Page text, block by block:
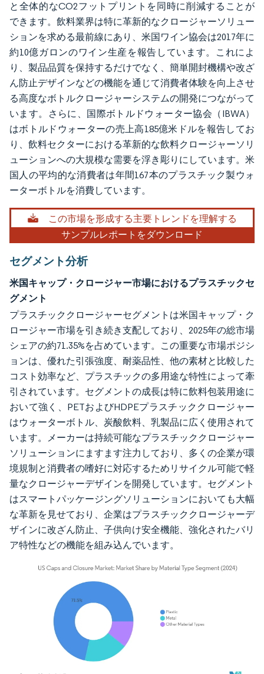
と全体的なCO2フットプリントを同時に削減することが
できます。飲料業界は特に革新的なクロージャーソリュー
ションを求める最前線にあり、米国ワイン協会は2017年に
約10億ガロンのワイン生産を報告しています。これによ
り、製品品質を保持するだけでなく、簡単開封機構や改ざ
ん防止デザインなどの機能を通じて消費者体験を向上させ
る高度なボトルクロージャーシステムの開発につながって
います。さらに、国際ボトルドウォーター協会（IBWA）
はボトルドウォーターの売上高185億米ドルを報告してお
り、飲料セクターにおける革新的な飲料クロージャーソリ
ューションへの大規模な需要を浮き彫りにしています。米
国人の平均的な消費者は年間167本のプラスチック製ウォ
ーターボトルを消費しています。
この市場を形成する主要トレンドを理解する
サンプルレポートをダウンロード
セグメント分析
米国キャップ・クロージャー市場におけるプラスチックセ
グメント
プラスチッククロージャーセグメントは米国キャップ・ク
ロージャー市場を引き続き支配しており、2025年の総市場
シェアの約71.35%を占めています。この重要な市場ポジシ
ョンは、優れた引張強度、耐薬品性、他の素材と比較した
コスト効率など、プラスチックの多用途な特性によって牽
引されています。セグメントの成長は特に飲料包装用途に
おいて強く、PETおよびHDPEプラスチッククロージャー
はウォーターボトル、炭酸飲料、乳製品に広く使用されて
います。メーカーは持続可能なプラスチッククロージャー
ソリューションにますます注力しており、多くの企業が環
境規制と消費者の嗜好に対応するためリサイクル可能で軽
量なクロージャーデザインを開発しています。セグメント
はスマートパッケージングソリューションにおいても大幅
な革新を見せており、企業はプラスチッククロージャーデ
ザインに改ざん防止、子供向け安全機能、強化されたバリ
ア特性などの機能を組み込んでいます。